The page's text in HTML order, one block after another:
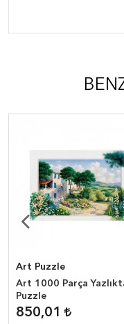
Art Puzzle
Art 1000 Parça
Puzzle
850,01